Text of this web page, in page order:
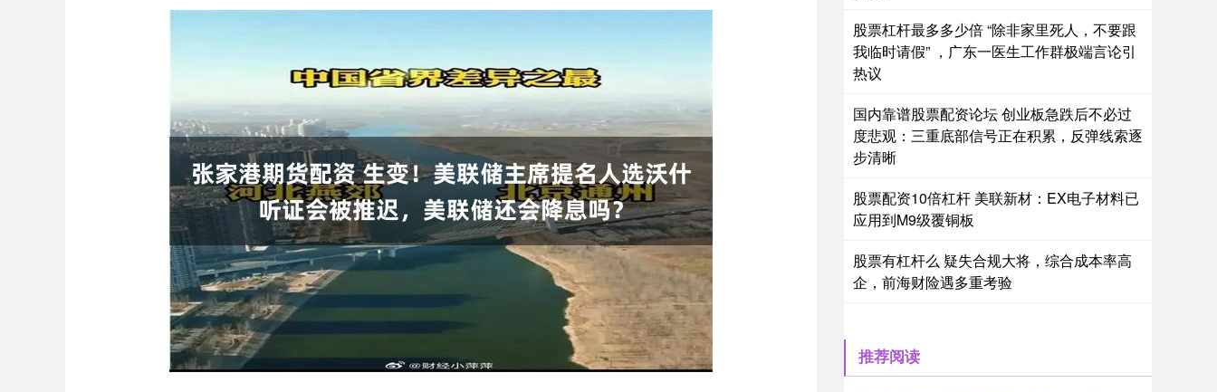
股票杠杆最多多少倍 “除非家里死人，不要跟
我临时请假” ，广东一医生工作群极端言论引
热议
国内靠谱股票配资论坛 创业板急跌后不必过
度悲观：三重底部信号正在积累，反弹线索逐
步清晰
股票配资10倍杠杆 美联新材：EX电子材料已
应用到M9级覆铜板
股票有杠杆么 疑失合规大将，综合成本率高
企，前海财险遇多重考验
推荐阅读